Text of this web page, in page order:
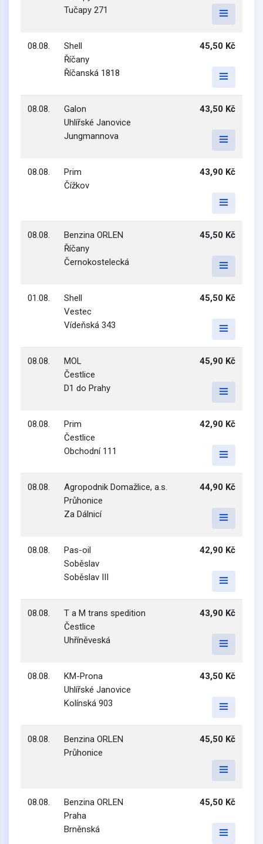
Tučapy 271
08.08.
Shell
Říčany
Říčanská 1818
45,50 Kč
08.08.
Galon
Uhlířské Janovice
Jungmannova
43,50 Kč
08.08.
Prim
Čížkov
43,90 Kč
08.08.
Benzina ORLEN
Říčany
Černokostelecká
45,50 Kč
01.08.
Shell
Vestec
Vídeňská 343
45,50 Kč
08.08.
MOL
Čestlice
D1 do Prahy
45,90 Kč
08.08.
Prim
Čestlice
Obchodní 111
42,90 Kč
08.08.
Agropodnik Domažlice, a.s.
Průhonice
Za Dálnicí
44,90 Kč
08.08.
Pas-oil
Soběslav
Soběslav III
42,90 Kč
08.08.
T a M trans spedition
Čestlice
Uhříněveská
43,90 Kč
08.08.
KM-Prona
Uhlířské Janovice
Kolínská 903
43,50 Kč
08.08.
Benzina ORLEN
Průhonice
45,50 Kč
08.08.
Benzina ORLEN
Praha
Brněnská
45,50 Kč